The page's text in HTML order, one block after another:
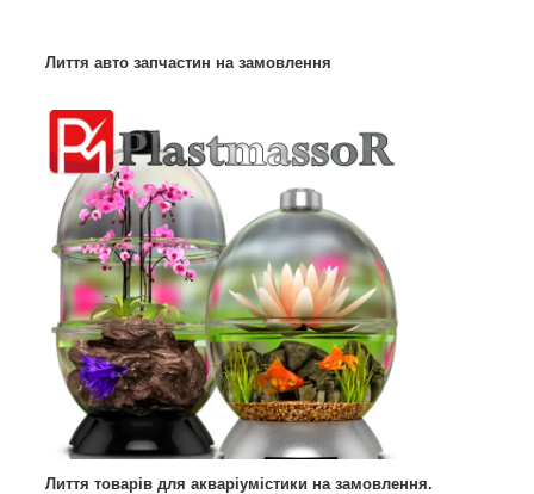
Лиття авто запчастин на замовлення
Лиття товарів для акваріумістики на замовлення.